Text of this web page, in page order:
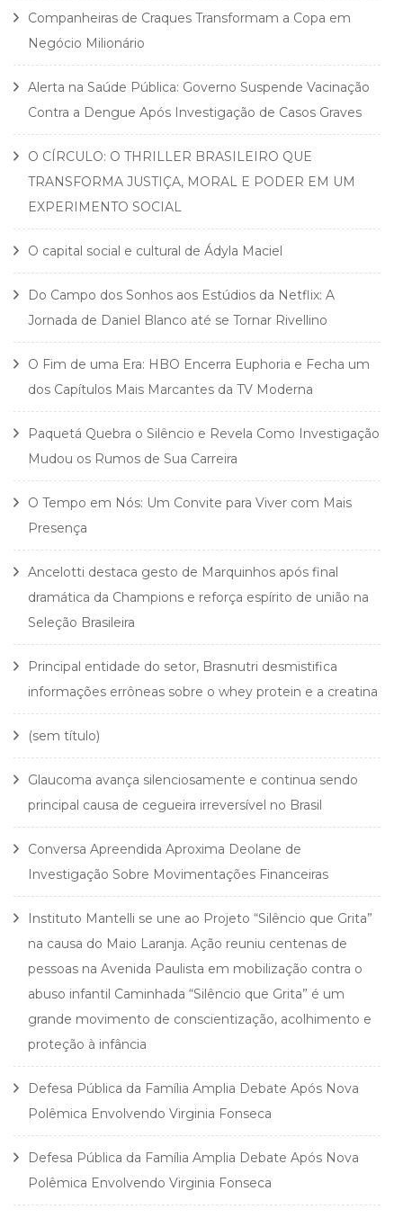
Companheiras de Craques Transformam a Copa em
Negócio Milionário
Alerta na Saúde Pública: Governo Suspende Vacinação
Contra a Dengue Após Investigação de Casos Graves
O CÍRCULO: O THRILLER BRASILEIRO QUE
TRANSFORMA JUSTIÇA, MORAL E PODER EM UM
EXPERIMENTO SOCIAL
O capital social e cultural de Ádyla Maciel
Do Campo dos Sonhos aos Estúdios da Netflix: A
Jornada de Daniel Blanco até se Tornar Rivellino
O Fim de uma Era: HBO Encerra Euphoria e Fecha um
dos Capítulos Mais Marcantes da TV Moderna
Paquetá Quebra o Silêncio e Revela Como Investigação
Mudou os Rumos de Sua Carreira
O Tempo em Nós: Um Convite para Viver com Mais
Presença
Ancelotti destaca gesto de Marquinhos após final
dramática da Champions e reforça espírito de união na
Seleção Brasileira
Principal entidade do setor, Brasnutri desmistifica
informações errôneas sobre o whey protein e a creatina
(sem título)
Glaucoma avança silenciosamente e continua sendo
principal causa de cegueira irreversível no Brasil
Conversa Apreendida Aproxima Deolane de
Investigação Sobre Movimentações Financeiras
Instituto Mantelli se une ao Projeto “Silêncio que Grita”
na causa do Maio Laranja. Ação reuniu centenas de
pessoas na Avenida Paulista em mobilização contra o
abuso infantil Caminhada “Silêncio que Grita” é um
grande movimento de conscientização, acolhimento e
proteção à infância
Defesa Pública da Família Amplia Debate Após Nova
Polêmica Envolvendo Virginia Fonseca
Defesa Pública da Família Amplia Debate Após Nova
Polêmica Envolvendo Virginia Fonseca